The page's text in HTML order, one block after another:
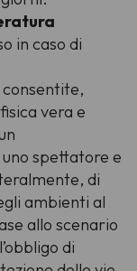
in caso di
vera e
spettatore e
di
ambienti al
allo scenario
di